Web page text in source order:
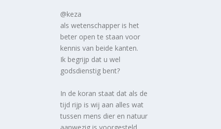
@keza
als wetenschapper is het
beter open te staan voor
kennis van beide kanten.
Ik begrijp dat u wel
godsdienstig bent?
In de koran staat dat als de
tijd rijp is wij aan alles wat
tussen mens dier en natuur
aanwezig is voorgesteld